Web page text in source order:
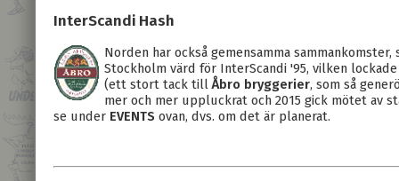
InterScandi Hash
Norden har också gemensamma sammankomster,
Stockholm värd för InterScandi '95, vilken
(ett stort tack tillÅbro bryggerier, som så
mer och mer uppluckrat och 2015 gick mötet av
se under EVENTS ovan, dvs. om det är planerat.